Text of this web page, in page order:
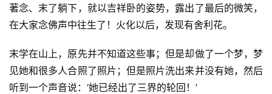
专
公
益
著念、末了躺下，就以吉祥卧的姿势，露出了最后的微笑，
在大家念佛声中往生了！火化以后，发现有舍利花。
末学在山上，原先并不知道这些事；但是却做了一个梦，梦
见她和很多人合照了照片；但是照片洗出来并没有她，然后
听到一个声音说：‘她已经出了三界的轮回！’